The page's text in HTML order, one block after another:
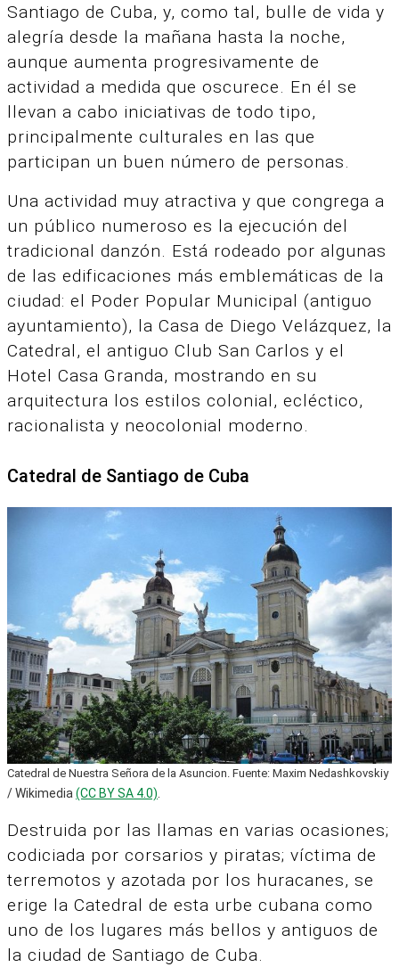
Santiago de Cuba, y, como tal, bulle de vida y
alegría desde la mañana hasta la noche,
aunque aumenta progresivamente de
actividad a medida que oscurece. En él se
llevan a cabo iniciativas de todo tipo,
principalmente culturales en las que
participan un buen número de personas.
Una actividad muy atractiva y que congrega a
un público numeroso es la ejecución del
tradicional danzón. Está rodeado por algunas
de las edificaciones más emblemáticas de la
ciudad: el Poder Popular Municipal (antiguo
ayuntamiento), la Casa de Diego Velázquez, la
Catedral, el antiguo Club San Carlos y el
Hotel Casa Granda, mostrando en su
arquitectura los estilos colonial, ecléctico,
racionalista y neocolonial moderno.
Catedral de Santiago de Cuba
Catedral de Nuestra Señora de la Asuncion. Fuente: Maxim Nedashkovskiy
/ Wikimedia (CC BY SA 4.0)
Destruida por las llamas en varias ocasiones;
codiciada por corsarios y piratas; víctima de
terremotos y azotada por los huracanes, se
erige la Catedral de esta urbe cubana como
uno de los lugares más bellos y antiguos de
la ciudad de Santiago de Cuba.